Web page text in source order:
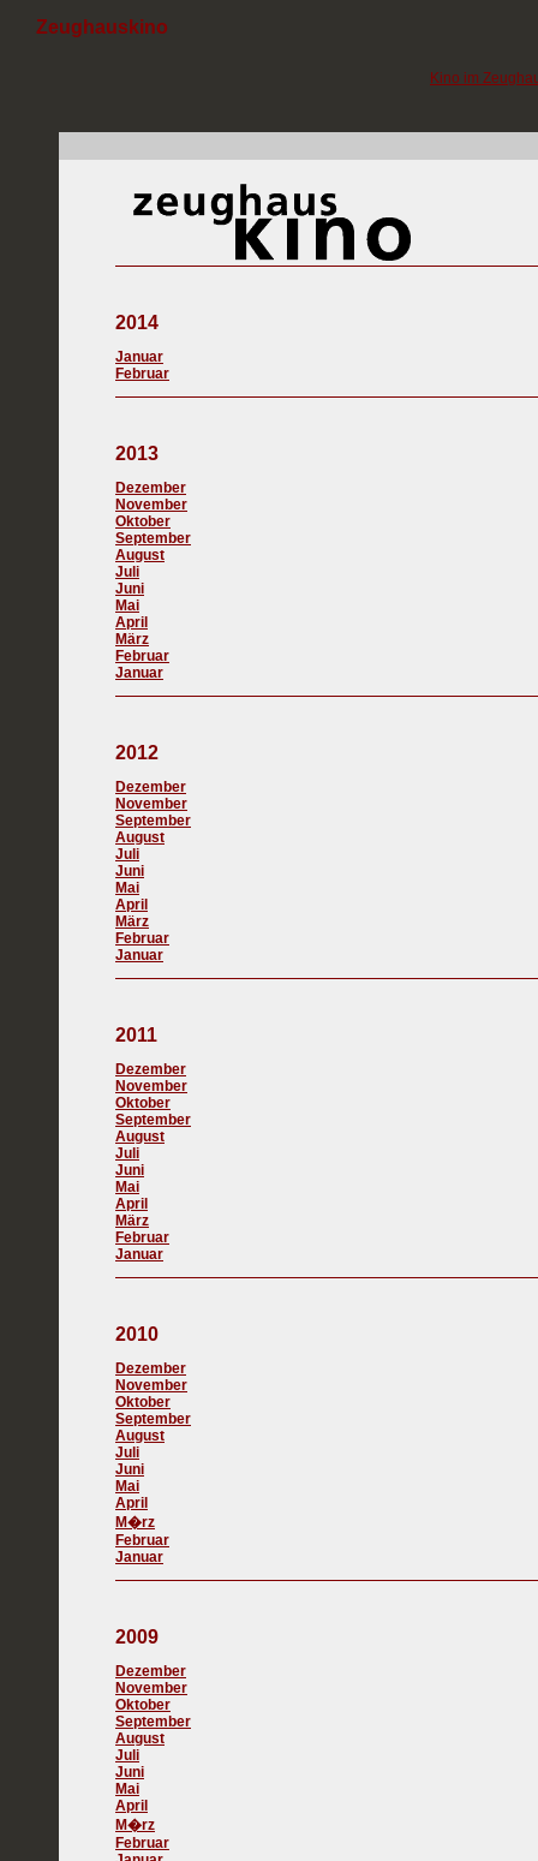
Zeughauskino
Kino im
2014
Januar
Februar
2013
Dezember
November
Oktober
September
August
Juli
Juni
Mai
April
März
Februar
Januar
2012
Dezember
November
September
August
Juli
Juni
Mai
April
März
Februar
Januar
2011
Dezember
November
Oktober
September
August
Juli
Juni
Mai
April
März
Februar
Januar
2010
Dezember
November
Oktober
September
August
Juli
Juni
Mai
April
M�rz
Februar
Januar
2009
Dezember
November
Oktober
September
August
Juli
Juni
Mai
April
M�rz
Februar